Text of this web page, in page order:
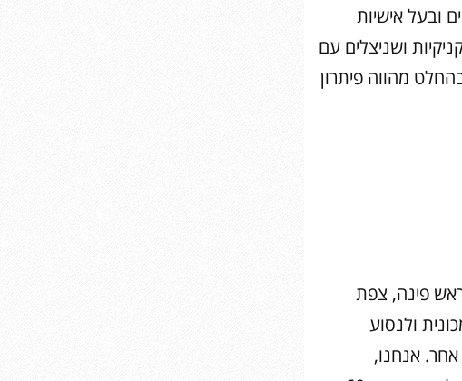
ובעל אישיות
ושניצלים עם
מהווה פיתרון
פינה, צפת
ולנסוע
אנחנו,